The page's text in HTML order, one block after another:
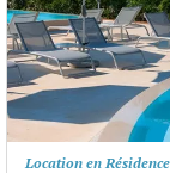
Location en Résidence